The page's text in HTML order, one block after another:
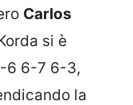
Carlos
si è
6 6-7 6-3,
la